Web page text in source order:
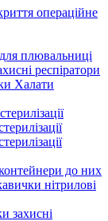
операційне
плювальниці
респіратори
Халати
до них
нітрилові
захисні